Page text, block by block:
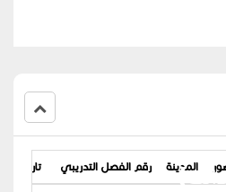
المدينة رقم الفصل التدريبي تاريخ